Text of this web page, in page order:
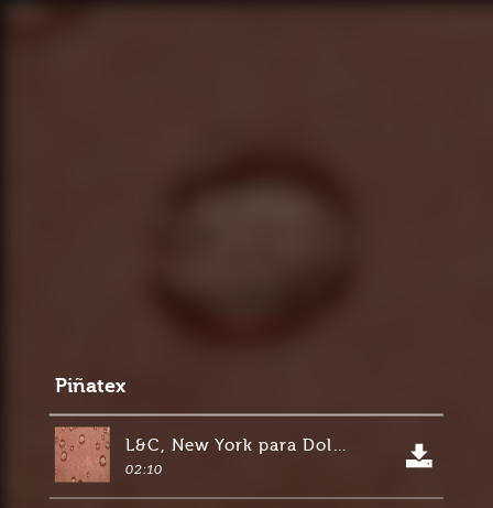
Piñatex
L&C, New York para Dole Sunshine Comany, Ananas Anam, Estados Unidos
02:10